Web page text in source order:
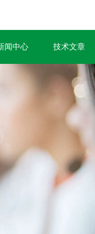
闻中心 技术文章